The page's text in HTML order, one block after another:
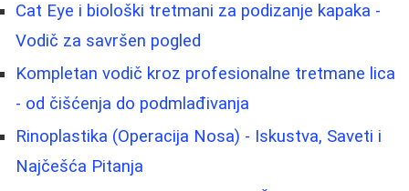
Cat Eye i biološki tretmani za podizanje kapaka -
Vodič za savršen pogled
Kompletan vodič kroz profesionalne tretmane lica
- od čišćenja do podmlađivanja
Rinoplastika (Operacija Nosa) - Iskustva, Saveti i
Najčešća Pitanja